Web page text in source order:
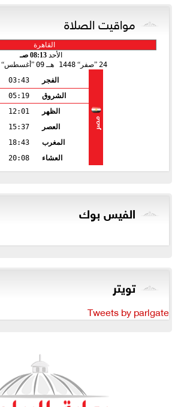
مواقيت الصلاة
الأحد08:13 صـ
24 صفر 1448 هـ 09 أغسطس
مصر
الفجر
03:43
الشروق
05:19
الظهر
12:01
العصر
15:37
المغرب
18:43
العشاء
20:08
الفيس بوك
تويتر
Tweets by parlgate